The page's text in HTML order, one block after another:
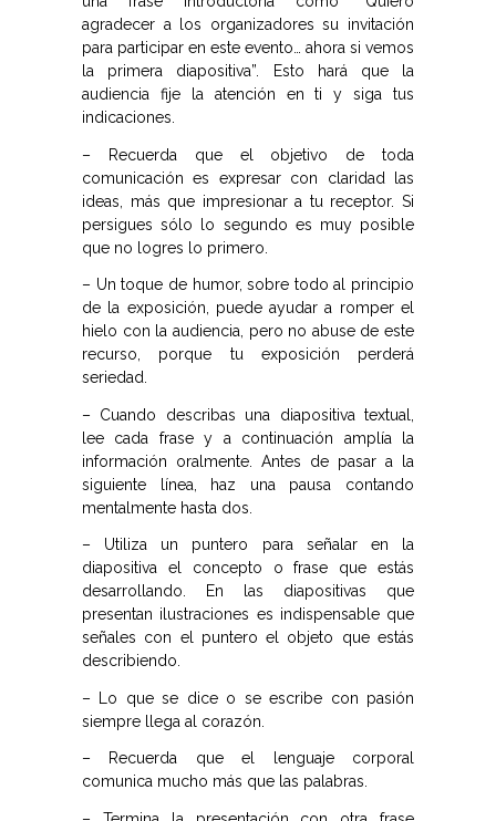
agradecer a los organizadores su invitación
para participar en este evento… ahora si vemos
la primera diapositiva”. Esto hará que la
audiencia fije la atención en ti y siga tus
indicaciones.
– Recuerda que el objetivo de toda
comunicación es expresar con claridad las
ideas, más que impresionar a tu receptor. Si
persigues sólo lo segundo es muy posible
que no logres lo primero.
– Un toque de humor, sobre todo al principio
de la exposición, puede ayudar a romper el
hielo con la audiencia, pero no abuse de este
recurso, porque tu exposición perderá
seriedad.
– Cuando describas una diapositiva textual,
lee cada frase y a continuación amplía la
información oralmente. Antes de pasar a la
siguiente línea, haz una pausa contando
mentalmente hasta dos.
– Utiliza un puntero para señalar en la
diapositiva el concepto o frase que estás
desarrollando. En las diapositivas que
presentan ilustraciones es indispensable que
señales con el puntero el objeto que estás
describiendo.
– Lo que se dice o se escribe con pasión
siempre llega al corazón.
– Recuerda que el lenguaje corporal
comunica mucho más que las palabras.